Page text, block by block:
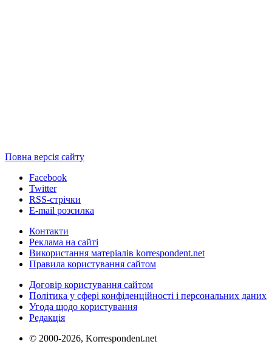
Повна версія сайту
Facebook
Twitter
RSS-стрічки
E-mail розсилка
Контакти
Реклама на сайті
Використання матеріалів korrespondent.net
Правила користування сайтом
Договір користування сайтом
Політика у сфері конфіденційності і персональних даних
Угода щодо користування
Редакція
© 2000-2026, Korrespondent.net